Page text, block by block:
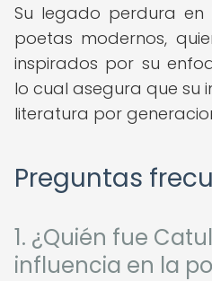
Su legado perdura
poetas modernos,
inspirados por su
lo cual asegura que su
literatura por
Preguntas
1. ¿Quién fue
influencia en la